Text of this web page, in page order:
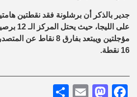
جدير بالذكر أن برشلونة فقد نقطتين
مؤجلتين ويبتعد بفارق 8
16 نقطة.
Facebook
Mastodon
Email